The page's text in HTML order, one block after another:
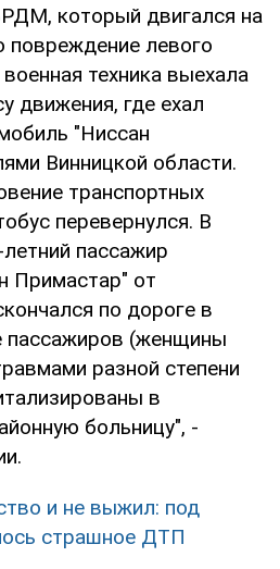
который двигался на
повреждение левого
техника выехала
движения, где ехал
"Ниссан
Винницкой области.
транспортных
перевернулся. В
пассажир
Примастар" от
по дороге в
пассажиров (женщины
разной степени
в
больницу", -
и не выжил: под
страшное ДТП